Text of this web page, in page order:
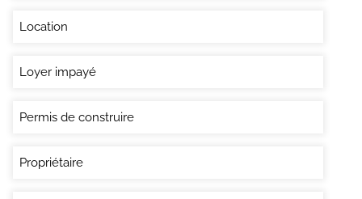
Location
Loyer impayé
Permis de construire
Propriétaire